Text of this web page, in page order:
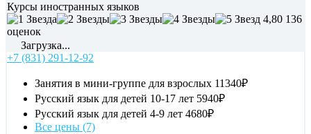
Курсы иностранных языков
4,80 136
оценок
Загрузка...
+7 (831) 291-12-92
Занятия в мини-группе для взрослых 11340₽
Русский язык для детей 10-17 лет 5940₽
Русский язык для детей 4-9 лет 4680₽
Все цены (7)